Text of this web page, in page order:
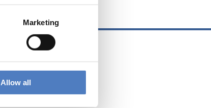
Marketing
Allow all